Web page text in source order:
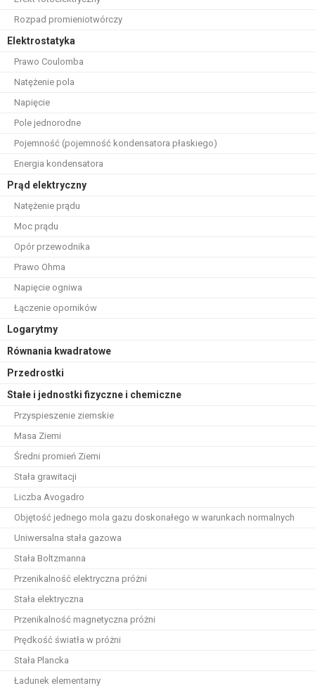
Rozpad promieniotwórczy
Elektrostatyka
Prawo Coulomba
Natężenie pola
Napięcie
Pole jednorodne
Pojemność (pojemność kondensatora płaskiego)
Energia kondensatora
Prąd elektryczny
Natężenie prądu
Moc prądu
Opór przewodnika
Prawo Ohma
Napięcie ogniwa
Łączenie oporników
Logarytmy
Równania kwadratowe
Przedrostki
Stałe i jednostki fizyczne i chemiczne
Przyspieszenie ziemskie
Masa Ziemi
Średni promień Ziemi
Stała grawitacji
Liczba Avogadro
Objętość jednego mola gazu doskonałego w warunkach normalnych
Uniwersalna stała gazowa
Stała Boltzmanna
Przenikalność elektryczna próżni
Stała elektryczna
Przenikalność magnetyczna próżni
Prędkość światła w próżni
Stała Plancka
Ładunek elementarny